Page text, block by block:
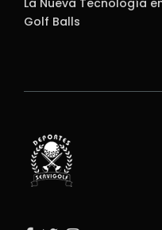
Golf Balls